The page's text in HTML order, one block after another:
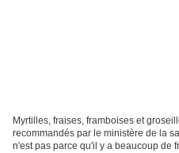
Myrtilles, fraises, framboises et
recommandés par le ministère de la
n'est pas parce qu'il y a beaucoup de